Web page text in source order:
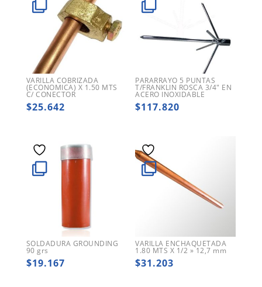
VARILLA COBRIZADA
(ECONOMICA) X 1.50 MTS
C/ CONECTOR
$25.642
PARARRAYO 5 PUNTAS
T/FRANKLIN ROSCA 3/4″ EN
ACERO INOXIDABLE
$117.820
SOLDADURA GROUNDING
90 grs
$19.167
VARILLA ENCHAQUETADA
1.80 MTS X 1/2 » 12,7 mm
$31.203